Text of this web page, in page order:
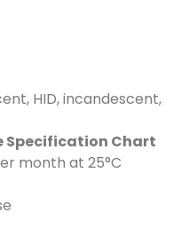
HID, incandescent,
month at 25°C